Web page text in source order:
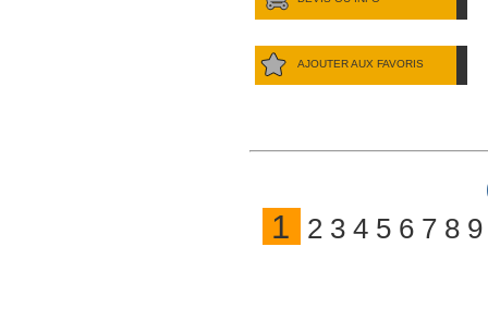
AJOUTER AUX FAVORIS
1 2 3 4 5 6 7 8 9